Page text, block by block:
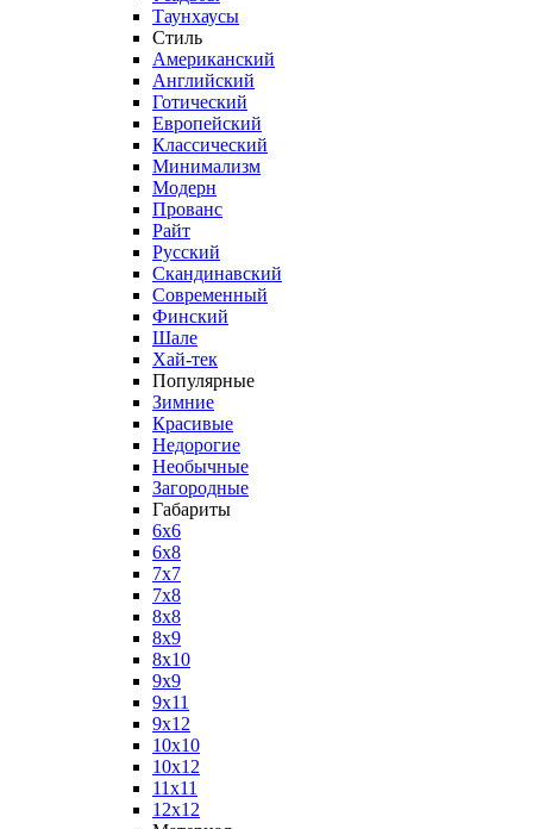
Таунхаусы
Стиль
Американский
Английский
Готический
Европейский
Классический
Минимализм
Модерн
Прованс
Райт
Русский
Скандинавский
Современный
Финский
Шале
Хай-тек
Популярные
Зимние
Красивые
Недорогие
Необычные
Загородные
Габариты
6х6
6х8
7х7
7х8
8х8
8х9
8х10
9х9
9х11
9х12
10х10
10х12
11х11
12х12